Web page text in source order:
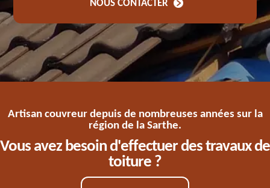
NOUS CONTACTER
Artisan couvreur depuis de nombreuses années sur la
région de la Sarthe.
Vous avez besoin d'effectuer des travaux de
toiture ?